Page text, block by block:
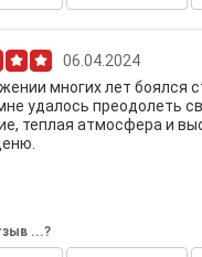
06.04.2024
многих лет боялся
удалось преодолеть
теплая атмосфера и
...?